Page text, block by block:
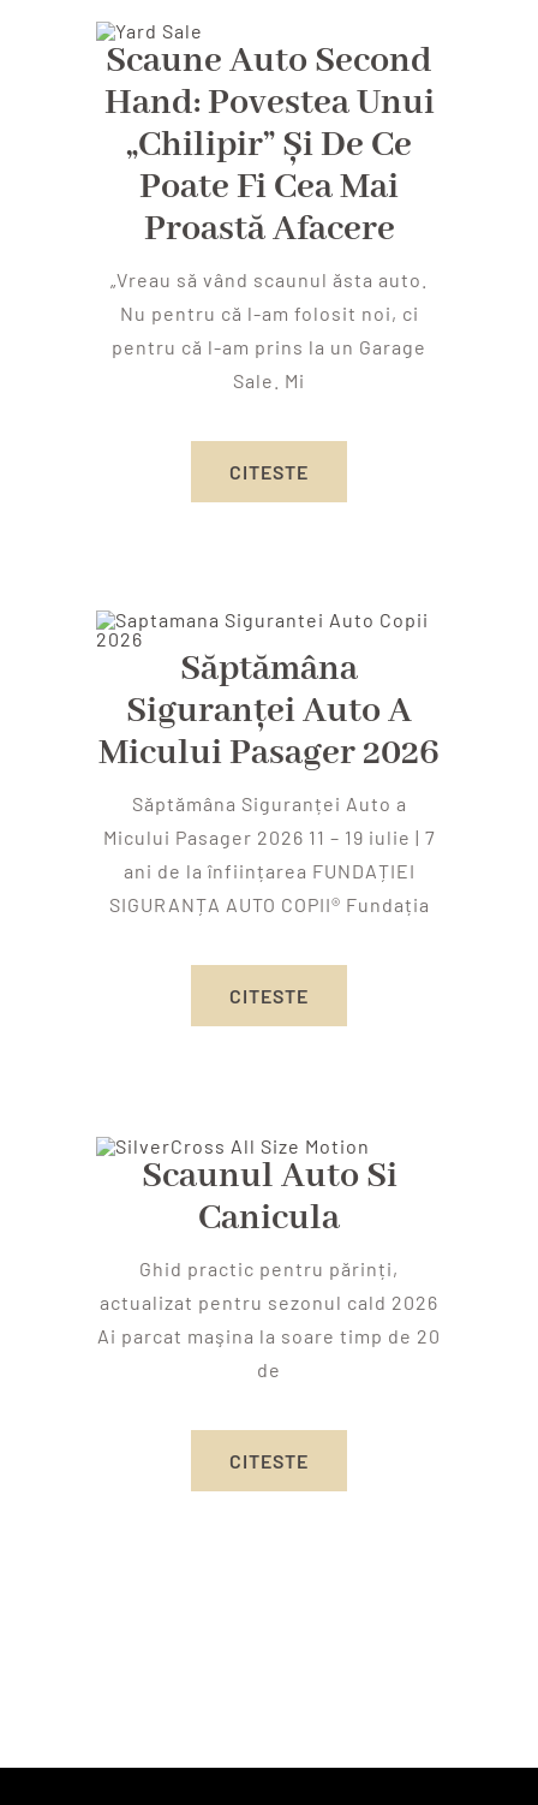
Scaune Auto Second
Hand: Povestea Unui
„chilipir” Și De Ce
Poate Fi Cea Mai
Proastă Afacere
„Vreau să vând scaunul ăsta auto.
Nu pentru că l-am folosit noi, ci
pentru că l-am prins la un Garage
Sale. Mi
CITESTE
Săptămâna
Siguranței Auto A
Micului Pasager 2026
Săptămâna Siguranței Auto a
Micului Pasager 2026 11 – 19 iulie | 7
ani de la înființarea FUNDAȚIEI
SIGURANȚA AUTO COPII® Fundația
CITESTE
Scaunul Auto Si
Canicula
Ghid practic pentru părinți,
actualizat pentru sezonul cald 2026
Ai parcat maşina la soare timp de 20
de
CITESTE